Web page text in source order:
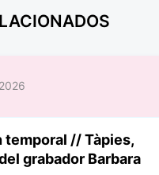
temporal // Tàpies,
grabador Barbara